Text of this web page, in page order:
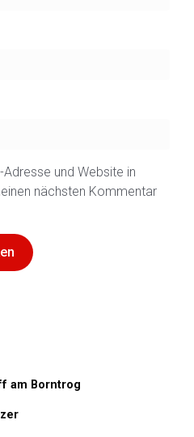
und Website in
nächsten Kommentar
am Borntrog